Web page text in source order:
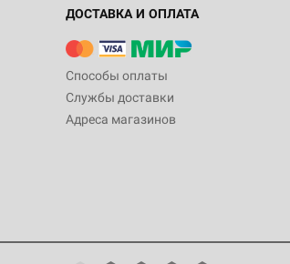
ДОСТАВКА И ОПЛАТА
Способы оплаты
Службы доставки
Адреса магазинов